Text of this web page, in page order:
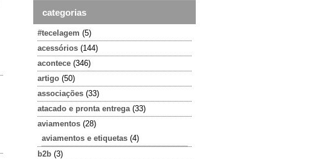
categorias
#tecelagem (5)
acessórios (144)
acontece (346)
artigo (50)
associações (33)
atacado e pronta entrega (33)
aviamentos (28)
aviamentos e etiquetas (4)
b2b (3)